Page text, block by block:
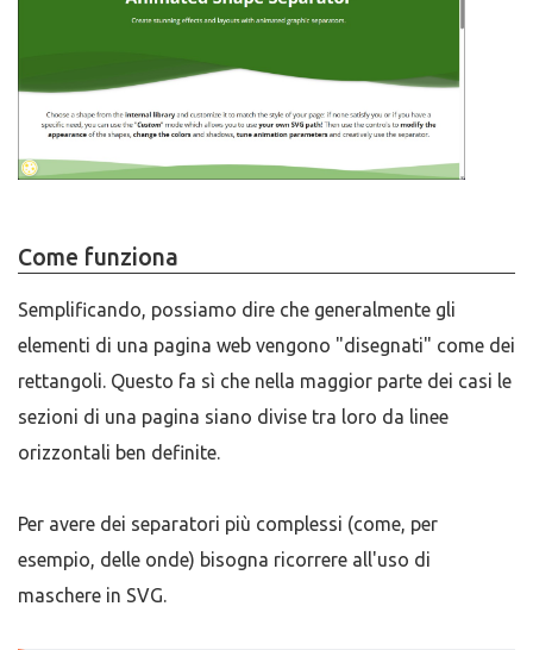
Come funziona
Semplificando, possiamo dire che generalmente gli
elementi di una pagina web vengono "disegnati" come dei
rettangoli. Questo fa sì che nella maggior parte dei casi le
sezioni di una pagina siano divise tra loro da linee
orizzontali ben definite.
Per avere dei separatori più complessi (come, per
esempio, delle onde) bisogna ricorrere all'uso di
maschere in SVG.